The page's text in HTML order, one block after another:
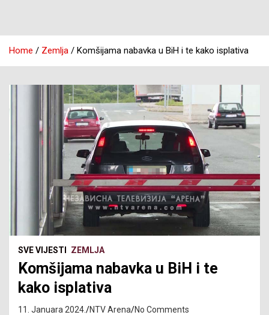
Home Zemlja Komšijama nabavka u BiH i te kako isplativa
SVE VIJESTI ZEMLJA
Komšijama nabavka u BiH i te
kako isplativa
11. Januara 2024. NTV Arena No Comments